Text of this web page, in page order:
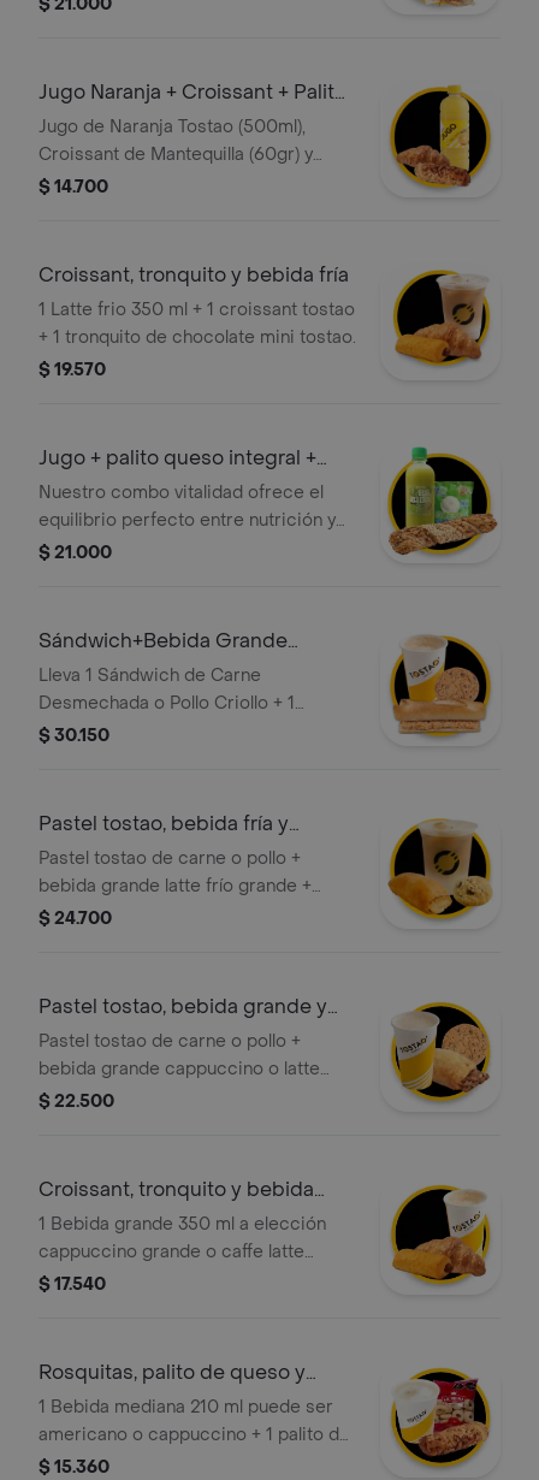
Jugo Naranja + Croissant + Palito
Q Mini
Jugo de Naranja Tostao (500ml),
Croissant de Mantequilla (60gr) y
Palito de Queso Mini
$ 14.700
Croissant, tronquito y bebida fría
1 Latte frio 350 ml + 1 croissant tostao
+ 1 tronquito de chocolate mini tostao.
$ 19.570
Jugo + palito queso integral +
queso
Nuestro combo vitalidad ofrece el
equilibrio perfecto entre nutrición y
sabor artesanal; incluye un palito de
un refrescante jugo verde o de
$ 21.000
Sándwich+Bebida Grande
Caliente+Galleta
Lleva 1 Sándwich de Carne
Desmechada o Pollo Criollo + 1
Cappuccino o Latte Grande Caliente
$ 30.150
Pastel tostao, bebida fría y
galleta
Pastel tostao de carne o pollo +
bebida grande latte frío grande +
galleta tostao de 50g de choco chips
$ 24.700
Pastel tostao, bebida grande y
galleta
Pastel tostao de carne o pollo +
bebida grande cappuccino o latte
caliente + galleta tostao de 50g de
$ 22.500
Croissant, tronquito y bebida
caliente
1 Bebida grande 350 ml a elección
cappuccino grande o caffe latte
grande + 1 croissant tostao + 1
$ 17.540
Rosquitas, palito de queso y
bebida
1 Bebida mediana 210 ml puede ser
americano o cappuccino + 1 palito de
queso mini tostao (tradicional o
$ 15.360